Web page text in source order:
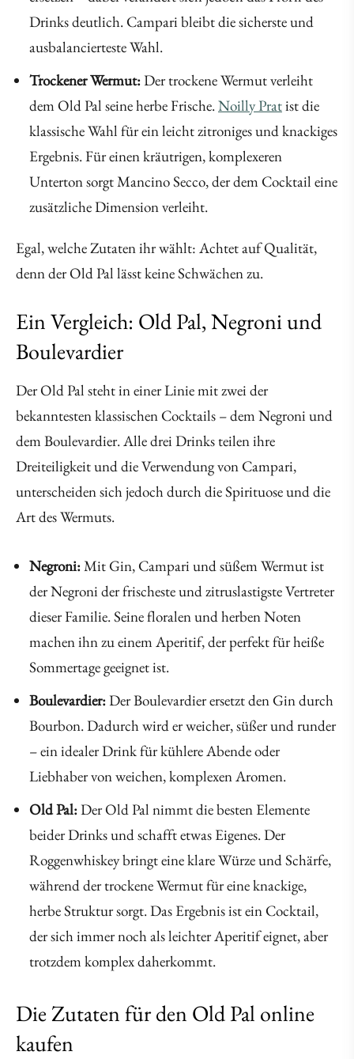
Drinks deutlich. Campari bleibt die sicherste und
ausbalancierteste Wahl.
Trockener Wermut:Der trockene Wermut verleiht
dem Old Pal seine herbe Frische.Noilly Pratist die
klassische Wahl für ein leicht zitroniges und knackiges
Ergebnis. Für einen kräutrigen, komplexeren
Unterton sorgt Mancino Secco, der dem Cocktail eine
zusätzliche Dimension verleiht.
Egal, welche Zutaten ihr wählt: Achtet auf Qualität,
denn der Old Pal lässt keine Schwächen zu.
Ein Vergleich: Old Pal, Negroni und
Boulevardier
Der Old Pal steht in einer Linie mit zwei der
bekanntesten klassischen Cocktails – dem Negroni und
dem Boulevardier. Alle drei Drinks teilen ihre
Dreiteiligkeit und die Verwendung von Campari,
unterscheiden sich jedoch durch die Spirituose und die
Art des Wermuts.
Negroni:Mit Gin, Campari und süßem Wermut ist
der Negroni der frischeste und zitruslastigste Vertreter
dieser Familie. Seine floralen und herben Noten
machen ihn zu einem Aperitif, der perfekt für heiße
Sommertage geeignet ist.
Boulevardier:Der Boulevardier ersetzt den Gin durch
Bourbon. Dadurch wird er weicher, süßer und runder
– ein idealer Drink für kühlere Abende oder
Liebhaber von weichen, komplexen Aromen.
Old Pal:Der Old Pal nimmt die besten Elemente
beider Drinks und schafft etwas Eigenes. Der
Roggenwhiskey bringt eine klare Würze und Schärfe,
während der trockene Wermut für eine knackige,
herbe Struktur sorgt. Das Ergebnis ist ein Cocktail,
der sich immer noch als leichter Aperitif eignet, aber
trotzdem komplex daherkommt.
Die Zutaten für den Old Pal online
kaufen